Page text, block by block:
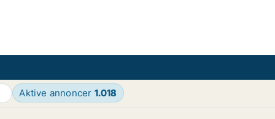
Aktive annoncer 1.018